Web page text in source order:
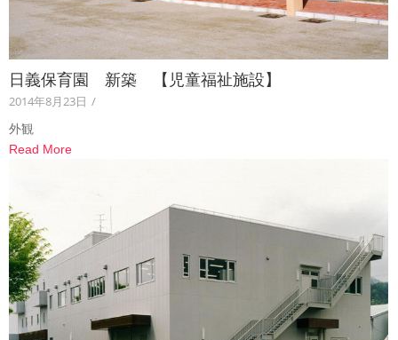
日義保育園 新築 【児童福祉施設】
2014年8月23日 /
外観
Read More